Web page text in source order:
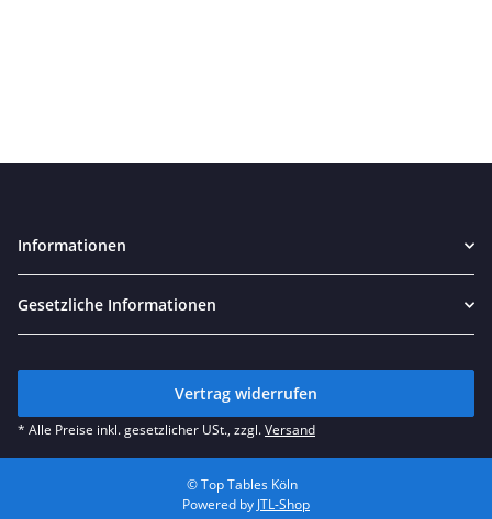
Informationen
Gesetzliche Informationen
Vertrag widerrufen
* Alle Preise inkl. gesetzlicher USt., zzgl.Versand
© Top Tables Köln
Powered by JTL-Shop